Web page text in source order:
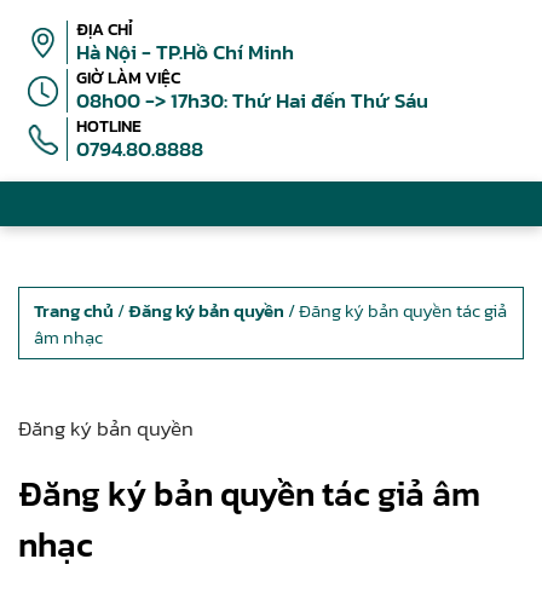
ĐỊA CHỈ
Hà Nội - TP.Hồ Chí Minh
GIỜ LÀM VIỆC
08h00 -> 17h30: Thứ Hai đến Thứ Sáu
HOTLINE
0794.80.8888
Trang chủ /Đăng ký bản quyền / Đăng ký bản quyền tác giả
âm nhạc
Đăng ký bản quyền
Đăng ký bản quyền tác giả âm
nhạc